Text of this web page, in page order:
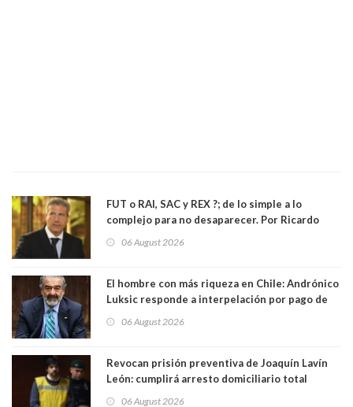
FUT o RAI, SAC y REX ?; de lo simple a lo
complejo para no desaparecer. Por Ricardo
06 August 2026
El hombre con más riqueza en Chile: Andrónico
Luksic responde a interpelación por pago de
día que me muera”
06 August 2026
Revocan prisión preventiva de Joaquín Lavín
León: cumplirá arresto domiciliario total
06 August 2026